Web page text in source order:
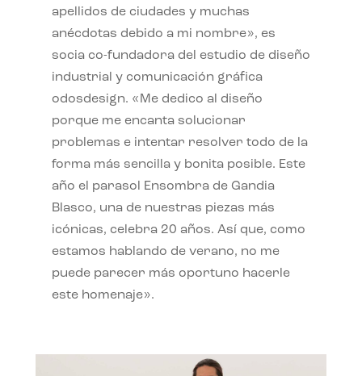
apellidos de ciudades y muchas
anécdotas debido a mi nombre», es
socia co-fundadora del estudio de diseño
industrial y comunicación gráfica
odosdesign. «Me dedico al diseño
porque me encanta solucionar
problemas e intentar resolver todo de la
forma más sencilla y bonita posible. Este
año el parasol Ensombra de Gandia
Blasco, una de nuestras piezas más
icónicas, celebra 20 años. Así que, como
estamos hablando de verano, no me
puede parecer más oportuno hacerle
este homenaje».